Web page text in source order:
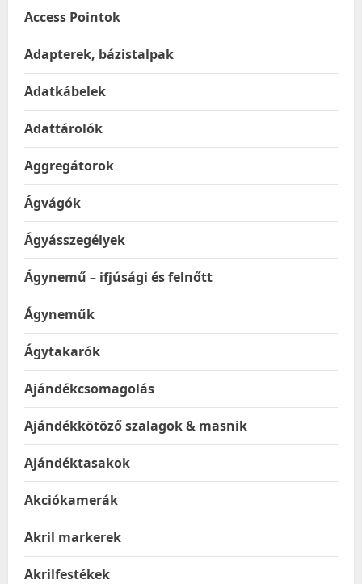
Access Pointok
Adapterek, bázistalpak
Adatkábelek
Adattárolók
Aggregátorok
Ágvágók
Ágyásszegélyek
Ágynemű – ifjúsági és felnőtt
Ágyneműk
Ágytakarók
Ajándékcsomagolás
Ajándékkötöző szalagok & masnik
Ajándéktasakok
Akciókamerák
Akril markerek
Akrilfestékek